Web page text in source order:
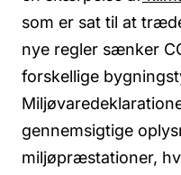
som er sat til at
nye regler sænker
forskellige
gennemsigtige
miljøpræstationer,